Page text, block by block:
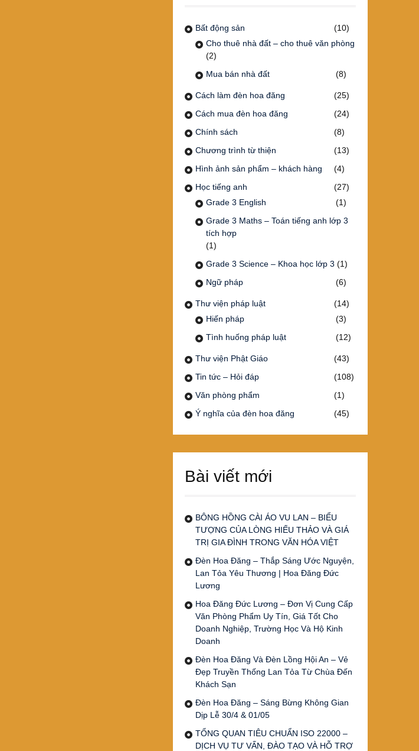
Bất động sản
(10)
Cho thuê nhà đất – cho thuê văn phòng
(2)
Mua bán nhà đất
(8)
Cách làm đèn hoa đăng
(25)
Cách mua đèn hoa đăng
(24)
Chính sách
(8)
Chương trình từ thiện
(13)
Hình ảnh sản phẩm – khách hàng
(4)
Học tiếng anh
(27)
Grade 3 English
(1)
Grade 3 Maths – Toán tiếng anh lớp 3
tích hợp
(1)
Grade 3 Science – Khoa học lớp 3 (1)
Ngữ pháp
(6)
Thư viện pháp luật
(14)
Hiến pháp
(3)
Tình huống pháp luật
(12)
Thư viện Phật Giáo
(43)
Tin tức – Hỏi đáp
(108)
Văn phòng phẩm
(1)
Ý nghĩa của đèn hoa đăng
(45)
Bài viết mới
BÔNG HỒNG CÀI ÁO VU LAN – BIỂU
TƯỢNG CỦA LÒNG HIẾU THẢO VÀ GIÁ
TRỊ GIA ĐÌNH TRONG VĂN HÓA VIỆT
Đèn Hoa Đăng – Thắp Sáng Ước Nguyện,
Lan Tỏa Yêu Thương | Hoa Đăng Đức
Lương
Hoa Đăng Đức Lương – Đơn Vị Cung Cấp
Văn Phòng Phẩm Uy Tín, Giá Tốt Cho
Doanh Nghiệp, Trường Học Và Hộ Kinh
Doanh
Đèn Hoa Đăng Và Đèn Lồng Hội An – Vẻ
Đẹp Truyền Thống Lan Tỏa Từ Chùa Đến
Khách Sạn
Đèn Hoa Đăng – Sáng Bừng Không Gian
Dịp Lễ 30/4 & 01/05
TỔNG QUAN TIÊU CHUẨN ISO 22000 –
DỊCH VỤ TƯ VẤN, ĐÀO TẠO VÀ HỖ TRỢ